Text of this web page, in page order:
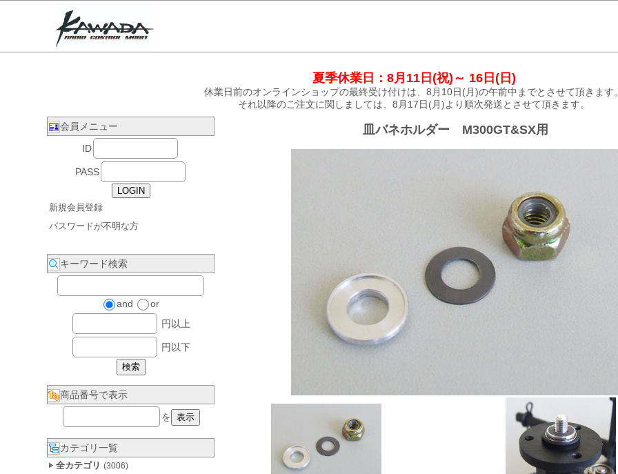
夏季休業日：8月11日(祝)～ 16日(日)
休業日前のオンラインショップの最終受け付けは、8月10日(月)の午前中までとさせて頂きます
それ以降のご注文に関しましては、8月17日(月)より順次発送とさせて頂きます。
会員メニュー
ID
PASS
新規会員登録
パスワードが不明な方
キーワード検索
and
or
円以上
円以下
商品番号で表示
を
カテゴリ一覧
全カテゴリ (3006)
皿バネホルダー M300GT&SX用